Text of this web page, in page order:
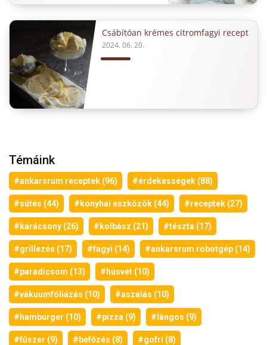
Csábítóan krémes citromfagyi recept
2024. 06. 20.
Témáink
#ankarsrum receptek (96) #érdekességek (88)
#sütés (44) #konyhai eszközök (44) #receptek (27)
#karácsony (26) #kolbász (21) #tészta (17)
#grillezés (17) #fagyi (14) #ankarsrum robotgép (14)
#paradicsom (13) #húsvét (10)
#vákuumfóliázás (10) #aszalás (10)
#hamburger (10) #pizza (9) #lángos (9)
#fűszer (9) #befőzés (8) #gofri (8)